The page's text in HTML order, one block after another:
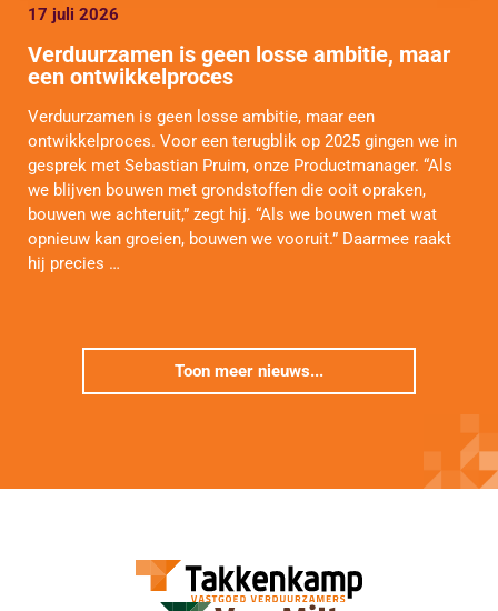
17 juli 2026
Verduurzamen is geen losse ambitie, maar
een ontwikkelproces
Verduurzamen is geen losse ambitie, maar een
ontwikkelproces. Voor een terugblik op 2025 gingen we in
gesprek met Sebastian Pruim, onze Productmanager. “Als
we blijven bouwen met grondstoffen die ooit opraken,
bouwen we achteruit,” zegt hij. “Als we bouwen met wat
opnieuw kan groeien, bouwen we vooruit.” Daarmee raakt
hij precies …
Toon meer nieuws...